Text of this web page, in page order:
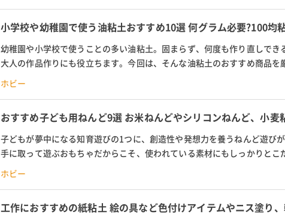
小学校や幼稚園で使う油粘土おすすめ10選 何グラム必要?100均
幼稚園や小学校で使うことの多い油粘土。固まらず、何度も作り直しでき
大人の作品作りにも役立ちます。今回は、そんな油粘土のおすすめ商品を
う油粘土は何グラム必要かや、粘土を使った作品の簡...
ホビー
おすすめ子ども用ねんど9選 お米ねんどやシリコンねんど、小麦
子どもが夢中になる知育遊びの1つに、創造性や発想力を養うねんど遊び
手に取って遊ぶおもちゃだからこそ、使われている素材にもしっかりとこ
方、お米ねんどや小麦粘土、シリコンねんどなど種類も豊...
ホビー
工作におすすめの紙粘土 絵の具など色付けアイテムやニス塗り